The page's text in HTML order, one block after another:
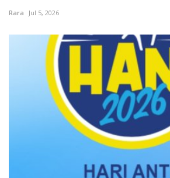
Rara Jul 5, 2026